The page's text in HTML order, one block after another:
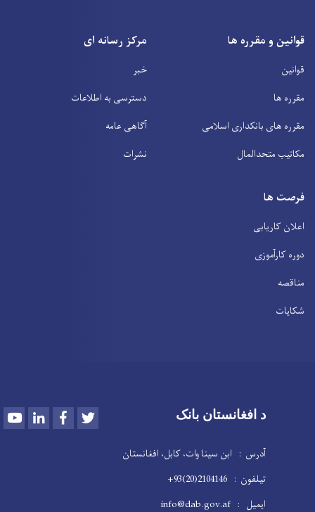
قوانین و مقرره ها
قوانین
مقرره ها
مقرره های بانکداری اسلامی
مکاتیب متحدالمال
مرکز رسانه ای
خبر
دسترسی به اطلاعات
آگاهی عامه
نشرات
فرصت ها
اعلان کاریابی
دوره کارآموزی
مناقصه
شکایات
د افغانستان بانک YoutubeLinkedInFacebook
آدرس : ابن سینا وات، کابل، افغانستان
تیلفون : 2104146(20)93+
ایمیل : info@dab.gov.af